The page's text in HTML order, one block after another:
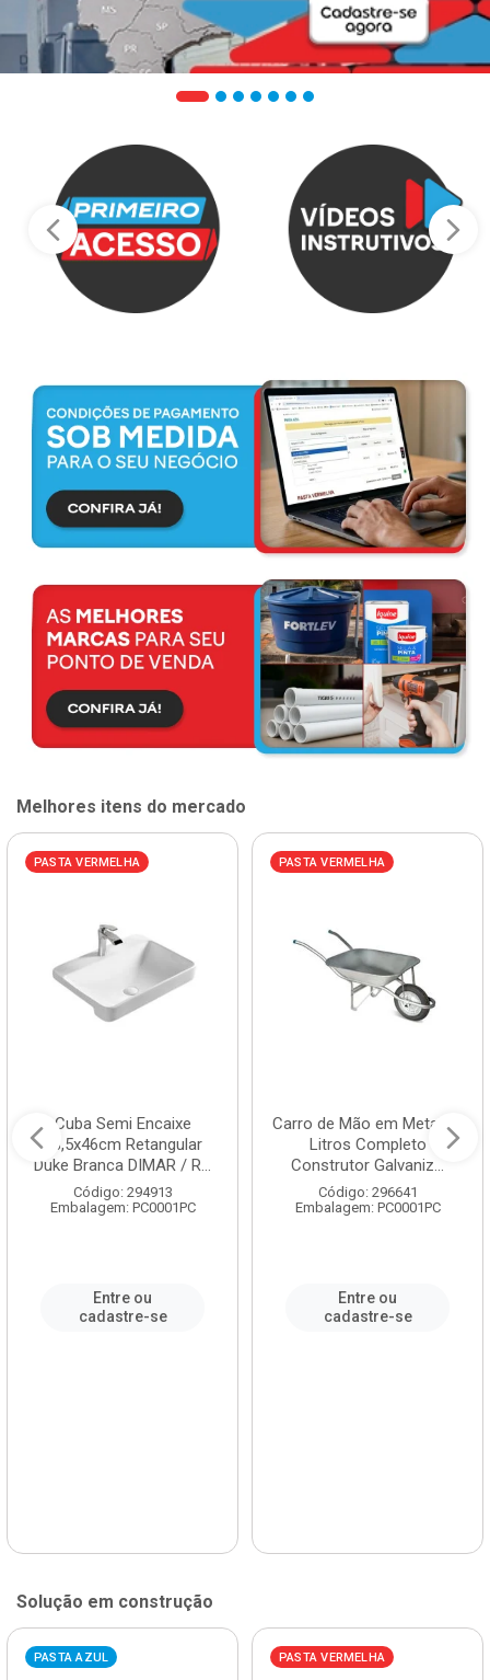
Melhores itens do mercado
PASTA VERMELHA
Cuba Semi Encaixe
58,5x46cm Retangular
Duke Branca DIMAR / R...
Código: 294913
Embalagem: PC0001PC
Entre ou
cadastre-se
PASTA VERMELHA
Carro de Mão em Metal 60
Litros Completo
Construtor Galvaniz...
Código: 296641
Embalagem: PC0001PC
Entre ou
cadastre-se
Solução em construção
PASTA AZUL PASTA VERMELHA